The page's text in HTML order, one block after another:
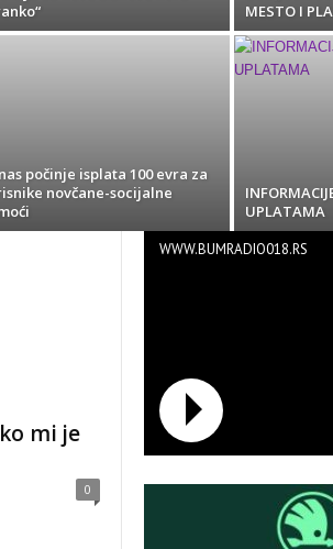
MESTO I
počinje isplata 100 evra za
novčane-socijalne
UPLATAMA
mi je
0
WWW.BUMRADIO018.RS